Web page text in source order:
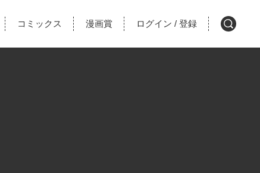
コミックス 漫画賞 ログイン / 登録 検